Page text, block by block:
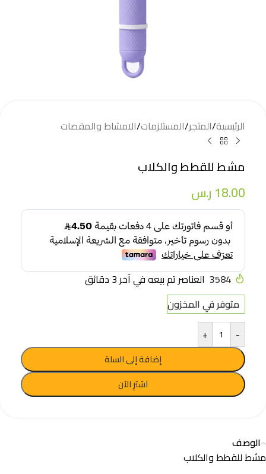
الرئيسية/المتجر/المستلزمات/الامشاط والمقصات
مشط للقطط والكلاب
18.00 ر.س
3584 العناصر تم بيعه في آخر 3 دقائق
متوفر في المخزون
-
+
إضافة إلى السلة
اشترِ الآن
الوصف
مشط للقطط والكلاب